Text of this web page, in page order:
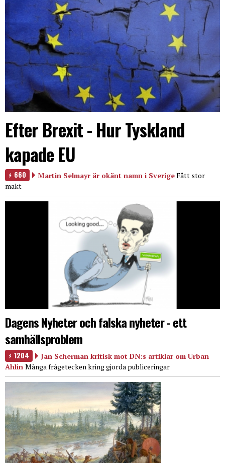
Efter Brexit - Hur Tyskland
kapade EU
660 Martin Selmayr är okänt namn i SverigeFått stor
makt
Dagens Nyheter och falska nyheter - ett
samhällsproblem
1204
Jan Scherman kritisk mot DN:s artiklar om Urban
Ahlin Många frågetecken kring gjorda publiceringar